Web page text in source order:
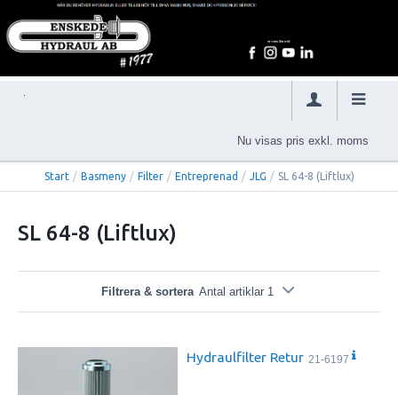
Nu visas pris exkl. moms
Start / Basmeny / Filter / Entreprenad / JLG / SL 64-8 (Liftlux)
SL 64-8 (Liftlux)
Filtrera & sortera Antal artiklar 1
Hydraulfilter Retur 21-6197